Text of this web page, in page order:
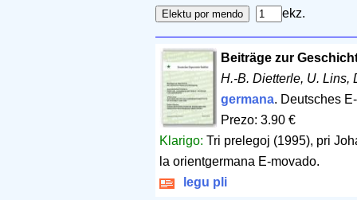
ekz.
Beiträge zur
H.-B. Dietterle, U. Lins,
germana. Deutsches
Prezo: 3.90 €
Klarigo: Tri prelegoj (1995), pri
la orientgermana E-movado.
legu pli